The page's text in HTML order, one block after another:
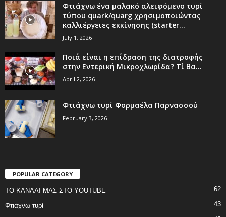
Φτιάχνω ένα μαλακό αλειφόμενο τυρί
τύπου quark/quarg χρησιμοποιώντας
καλλιέργειες εκκίνησης (starter...
July 1, 2026
Ποιά είναι η επίδραση της διατροφής
στην Εντερική Μικροχλωρίδα? Τί θα...
April 2, 2026
Φτιάχνω τυρί Φορμαέλα Παρνασσού
February 3, 2026
POPULAR CATEGORY
ΤΟ ΚΑΝΑΛΙ ΜΑΣ ΣΤΟ YOUTUBE 62
Φτιάχνω τυρί
43